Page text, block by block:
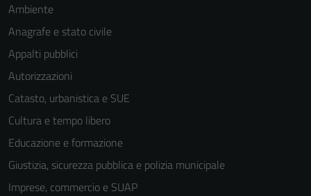
Ambiente
Anagrafe e stato civile
Appalti pubblici
Autorizzazioni
Catasto, urbanistica e SUE
Cultura e tempo libero
Educazione e formazione
Giustizia, sicurezza pubblica e polizia municipale
Imprese, commercio e SUAP